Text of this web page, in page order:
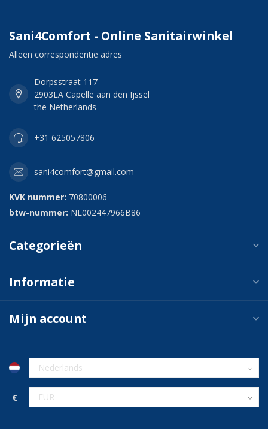
Sani4Comfort - Online Sanitairwinkel
Alleen correspondentie adres
Dorpsstraat 117
2903LA Capelle aan den Ijssel
the Netherlands
+31 625057806
sani4comfort@gmail.com
KVK nummer: 70800006
btw-nummer: NL002447966B86
Categorieën
Informatie
Mijn account
€